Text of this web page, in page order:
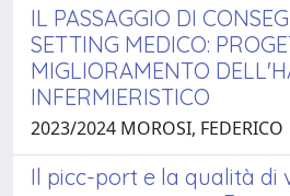
IL PASSAGGIO DI
SETTING MEDICO:
MIGLIORAMENTO
INFERMIERISTICO
2023/2024 MOROSI, FEDERICO
Il picc-port e la qualità di